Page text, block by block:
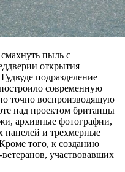
пыль с
открытия
подразделение
современную
точно воспроизводящую
над проектом британцы
архивные фотографии,
панелей и трехмерные
того, к созданию
участвовавших